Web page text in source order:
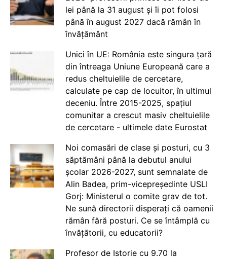
lei până la 31 august și îi pot folosi
până în august 2027 dacă rămân în
învățământ
Unici în UE: România este singura țară
din întreaga Uniune Europeană care a
redus cheltuielile de cercetare,
calculate pe cap de locuitor, în ultimul
deceniu. Între 2015-2025, spațiul
comunitar a crescut masiv cheltuielile
de cercetare - ultimele date Eurostat
Noi comasări de clase și posturi, cu 3
săptămâni până la debutul anului
școlar 2026-2027, sunt semnalate de
Alin Badea, prim-vicepreședinte USLI
Gorj: Ministerul o comite grav de tot.
Ne sună directorii disperați că oamenii
rămân fără posturi. Ce se întâmplă cu
învățătorii, cu educatorii?
Profesor de Istorie cu 9.70 la